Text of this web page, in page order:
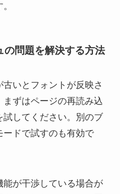
の問題を解決する方法
いとフォントが反映さ
ずはページの再読み込
してください。別のブ
ードで試すのも有効で
能が干渉している場合が